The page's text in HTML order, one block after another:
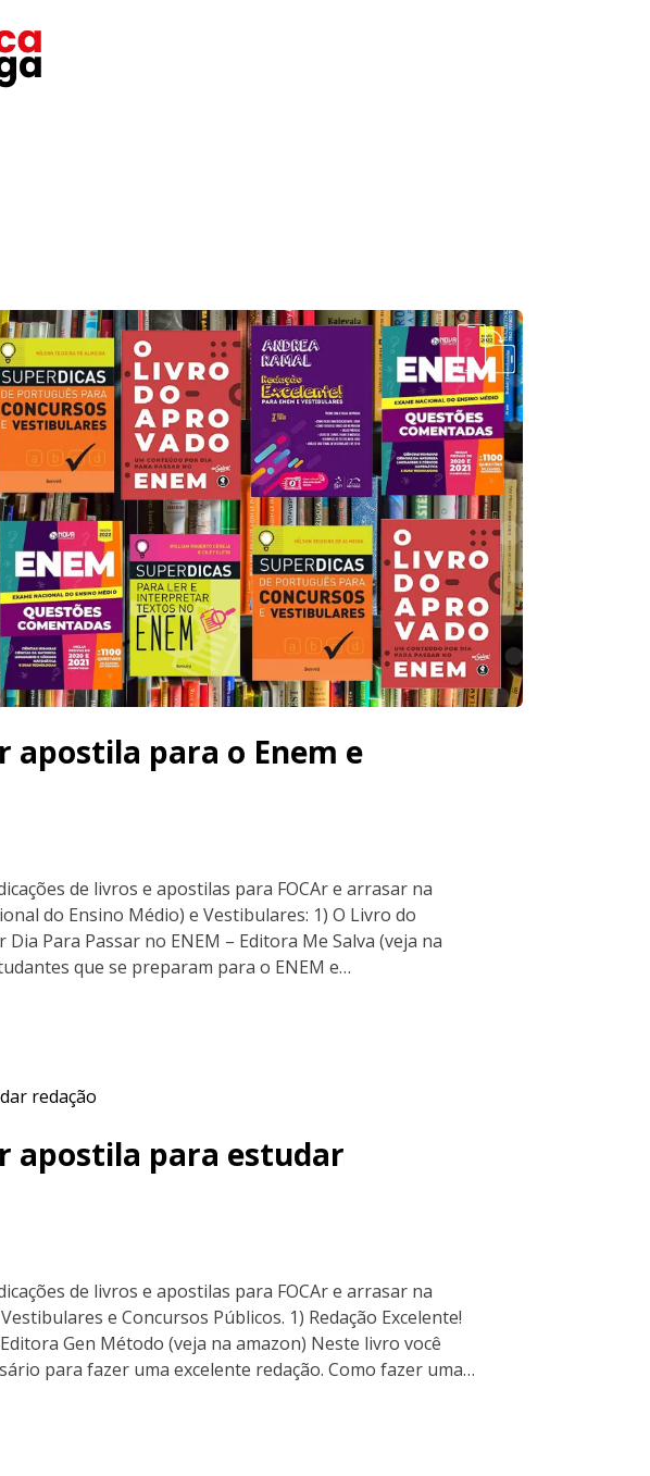
apostila para o Enem e
de livros e apostilas para FOCAr e arrasar na
do Ensino Médio) e Vestibulares: 1) O Livro do
Para Passar no ENEM – Editora Me Salva (veja na
que se preparam para o ENEM e…
apostila para estudar
de livros e apostilas para FOCAr e arrasar na
e Concursos Públicos. 1) Redação Excelente!
Gen Método (veja na amazon) Neste livro você
para fazer uma excelente redação. Como fazer uma…